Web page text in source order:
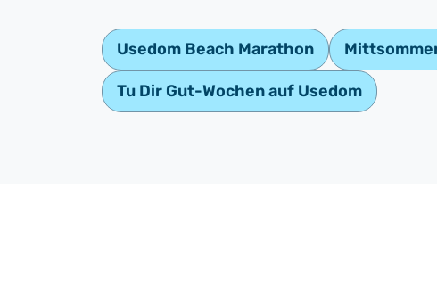
Usedom Beach Marathon
Tu Dir Gut-Wochen auf Usedom